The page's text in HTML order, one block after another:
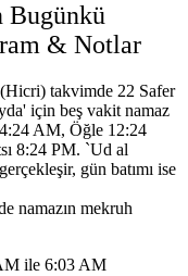
Bugünkü
& Notlar
takvimde 22 Safer
için beş vakit namaz
AM, Öğle 12:24
8:24 PM. `Ud al
gün batımı ise
namazın mekruh
ile 6:03 AM